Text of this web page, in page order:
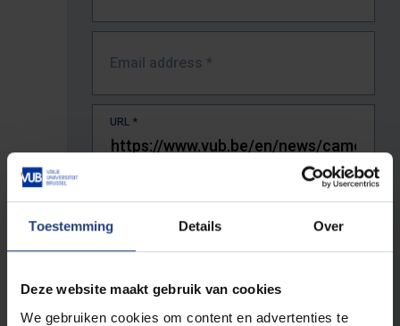
Toestemming Details Over
Deze website maakt gebruik van cookies
We gebruiken cookies om content en advertenties te
Email address *
URL *
The full URL of the page where you encountered the error.